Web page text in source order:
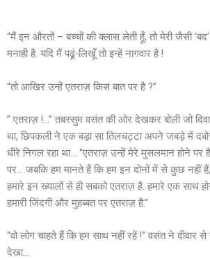
“मैं इन औरतों – बच्चों की क्लास लेती हूँ, तो मेरी जैसी
मनाही है. यदि मैं पढूं-लिखूँ तो इन्हें नागवार है !
“तो आखिर उन्हें एतराज़ किस बात पर है ?”
” एतराज़ !…” तबस्सुम वसंत की ओर देखकर बोली जो
था, छिपकली ने एक बड़ा सा तिलचट्टा अपने जबड़े में
धीरे निगल रहा था… “एतराज़ उन्हें मेरे मुसलमान होने पर
पर… जबकि हम मानते हैं कि हम इन दोनों में से कुछ नहीं
हमारे इन ख्यालों से ही सबको एतराज़ है. हमारे एक साथ
हमारी जिंदगी और मुहब्बत पर एतराज़ है.”
“वो लोग चाहते हैं कि हम साथ नहीं रहें !” वसंत ने
देखा…